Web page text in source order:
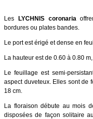
Les LYCHNIS coronaria
bordures ou plates bandes.
Le port est érigé et dense en
La hauteur est de 0.60 à 0.80
Le feuillage est semi-
aspect duveteux. Elles sont de
18 cm.
La floraison débute au mois
disposées de façon solitaire